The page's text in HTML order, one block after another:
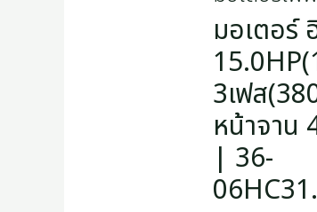
มอเตอร์
3เฟส
หน้าจาน
| 36-